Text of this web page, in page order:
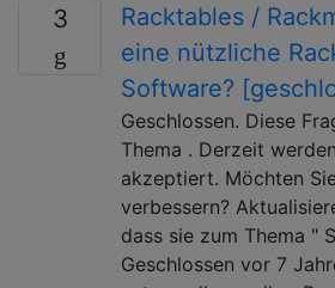
3
Racktables /
eine nützliche
Software?
Geschlossen. Diese
Thema . Derzeit
akzeptiert. Möchten
verbessern?
dass sie zum Thema "
Geschlossen vor 7